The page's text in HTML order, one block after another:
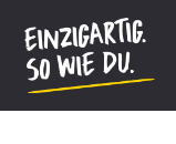
springen